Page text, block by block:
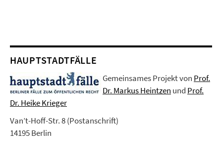
HAUPTSTADTFÄLLE
Gemeinsames Projekt von Prof.
Dr. Markus Heintzen und Prof.
Dr. Heike Krieger
Van’t-Hoff-Str. 8 (Postanschrift)
14195 Berlin